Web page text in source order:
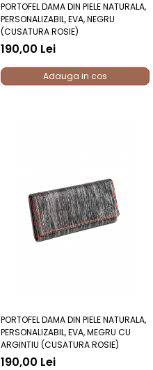
PORTOFEL DAMA DIN PIELE NATURALA,
PERSONALIZABIL, EVA, NEGRU
(CUSATURA ROSIE)
190,00 Lei
Adauga in cos
PORTOFEL DAMA DIN PIELE NATURALA,
PERSONALIZABIL, EVA, MEGRU CU
ARGINTIU (CUSATURA ROSIE)
190,00 Lei